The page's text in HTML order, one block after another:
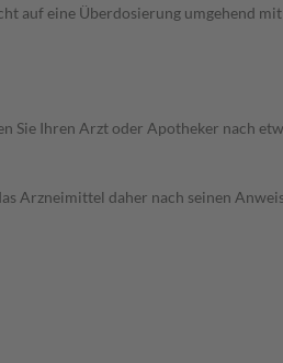
auf eine Überdosierung umgehend
Sie Ihren Arzt oder Apotheker nach
Arzneimittel daher nach seinen